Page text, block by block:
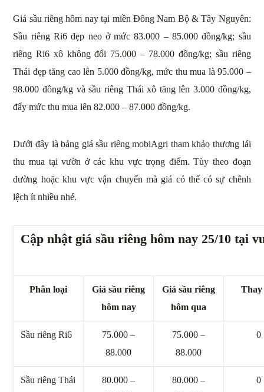
Giá sầu riêng hôm nay tại miền Đông Nam Bộ & Tây Nguyên:
Sầu riêng Ri6 đẹp neo ở mức 83.000 – 85.000 đồng/kg; sầu
riêng Ri6 xô không đổi 75.000 – 78.000 đồng/kg; sầu riêng
Thái đẹp tăng cao lên 5.000 đồng/kg, mức thu mua là 95.000 –
98.000 đồng/kg và sầu riêng Thái xô tăng lên 3.000 đồng/kg,
đẩy mức thu mua lên 82.000 – 87.000 đồng/kg.
Dưới đây là bảng giá sầu riêng mobiAgri tham khảo thương lái
thu mua tại vườn ở các khu vực trọng điểm. Tùy theo đoạn
đường hoặc khu vực vận chuyển mà giá có thể có sự chênh
lệch ít nhiều nhé.
Cập nhật giá sầu riêng hôm nay 25/10 tại
Phân loại
Giá sầu riêng
hôm nay
Giá sầu riêng
hôm qua
Thay
Sầu riêng Ri6
75.000 –
88.000
75.000 –
88.000
0
Sầu riêng Thái
80.000 –
80.000 –
0